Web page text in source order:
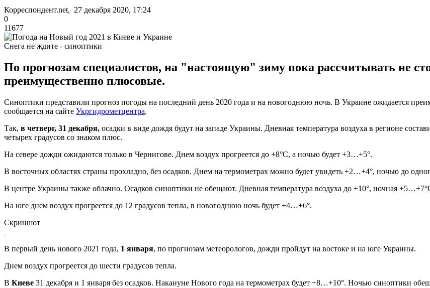
Корреспондент.net, 27 декабря 2020, 17:24
0
11677
Снега не ждите - синоптики
По прогнозам специалистов, на "настоящую" зиму пока рассчитывать не
преимущественно плюсовые.
Синоптики представили прогноз погоды на последний день 2020 года и на новогоднюю ночь. В Украине ожидается
сообщается на сайте Укргидрометцентра.
Так, в четверг, 31 декабря, осадки в виде дождя будут на западе Украины. Дневная температура воздуха в регионе
четырех градусов со знаком плюс.
На севере дожди ожидаются только в Чернигове. Днем воздух прогреется до +8°С, а ночью будет +3…+5°.
В восточных областях страны прохладно, без осадков. Днем на термометрах можно будет увидеть +2…+4°, ночью до
В центре Украины также облачно. Осадков синоптики не обещают. Дневная температура воздуха до +10°, ночная
На юге днем воздух прогреется до 12 градусов тепла, в новогоднюю ночь будет +4…+6°.
Скриншот
В первый день нового 2021 года, 1 января, по прогнозам метеорологов, дожди пройдут на востоке и на юге Украины.
Днем воздух прогреется до шести градусов тепла.
В Киеве 31 декабря и 1 января без осадков. Накануне Нового года на термометрах будет +8…+10°. Ночью синоптики